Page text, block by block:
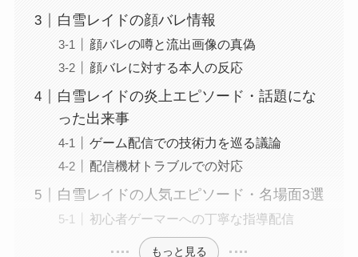
白雪レイドの顔バレ情報
顔バレの噂と流出画像の真偽
顔バレに対する本人の反応
白雪レイドの炎上エピソード・話題にな
った出来事
ゲーム配信での技術力を巡る議論
配信機材トラブルでの対応
白雪レイドの人気エピソード・名場面3選
初心者ゲーマーへの丁寧な指導配信
もっと見る